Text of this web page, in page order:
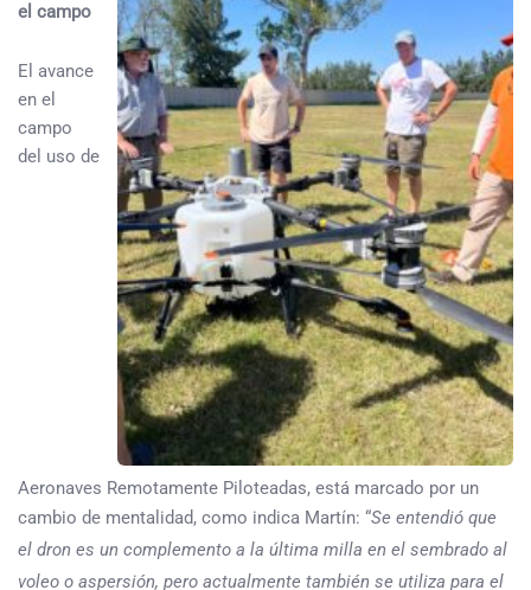
el campo
El avance
en el
campo
del uso de
Aeronaves Remotamente Piloteadas, está marcado por un
cambio de mentalidad, como indica Martín: “Se entendió que
el dron es un complemento a la última milla en el sembrado al
voleo o aspersión, pero actualmente también se utiliza para el